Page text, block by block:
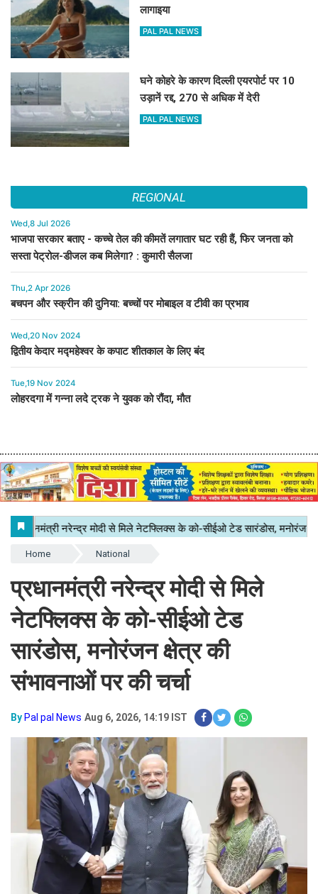
लागाइया
PAL PAL NEWS
घने कोहरे के कारण दिल्ली एयरपोर्ट पर 10
उड़ानें रद्द, 270 से अधिक में देरी
PAL PAL NEWS
REGIONAL
Wed,8 Jul 2026
भाजपा सरकार बताए - कच्चे तेल की कीमतें लगातार घट रही हैं, फिर जनता को
सस्ता पेट्रोल-डीजल कब मिलेगा? : कुमारी सैलजा
Thu,2 Apr 2026
बचपन और स्क्रीन की दुनिया: बच्चों पर मोबाइल व टीवी का प्रभाव
Wed,20 Nov 2024
द्वितीय केदार मद्महेश्वर के कपाट शीतकाल के लिए बंद
Tue,19 Nov 2024
लोहरदगा में गन्ना लदे ट्रक ने युवक को रौंदा, मौत
Home National
प्रधानमंत्री नरेन्द्र मोदी से मिले
नेटफ्लिक्स के को-सीईओ टेड
सारंडोस, मनोरंजन क्षेत्र की
संभावनाओं पर की चर्चा
By Pal pal News Aug 6, 2026, 14:19 IST